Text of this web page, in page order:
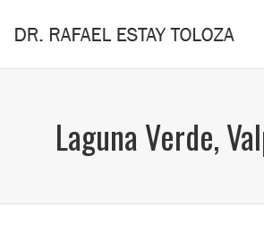
Laguna Verde,